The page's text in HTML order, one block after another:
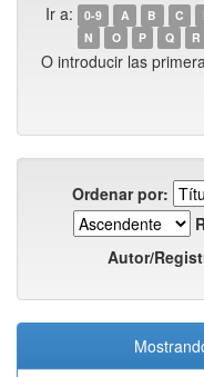
Ir a: 0-9 A B C
N
O P Q R
O introducir las
Ordenar por:
Autor/